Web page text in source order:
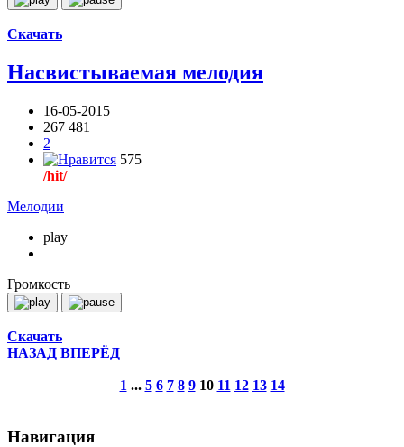
Скачать
Насвистываемая мелодия
16-05-2015
267 481
2
575
/hit/
Мелодии
play
Громкость
Скачать
НАЗАД ВПЕРЁД
1 ... 5 6 7 8 9 10 11 12 13 14
Навигация